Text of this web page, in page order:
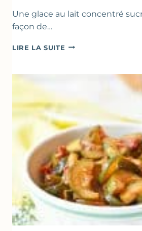
Une glace au lait concentré
façon de…
LIRE LA SUITE GLACE